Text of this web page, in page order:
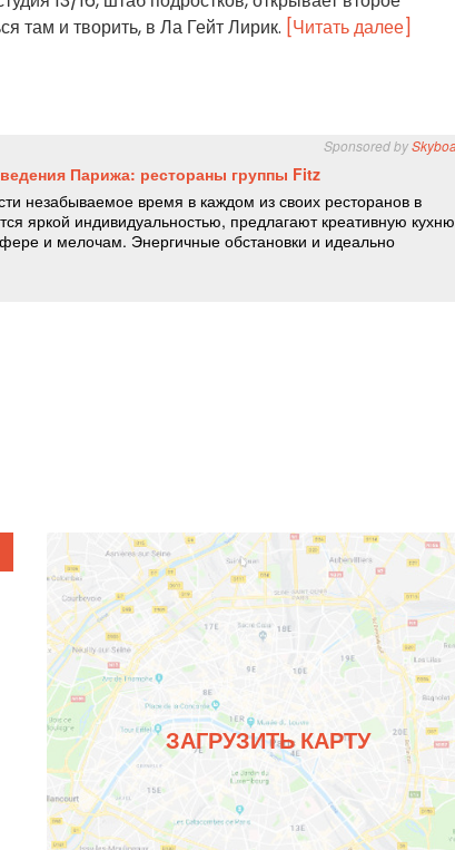
там и творить, в Ла Гейт Лирик. [Читать далее]
ЗАГРУЗИТЬ КАРТУ